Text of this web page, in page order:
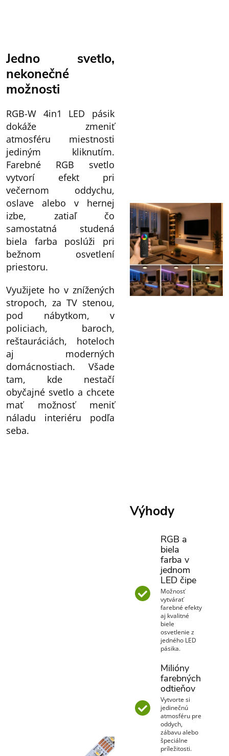
Jedno svetlo,
nekonečné
možnosti
RGB-W 4in1 LED pásik
dokáže zmeniť
atmosféru miestnosti
jediným kliknutím.
Farebné RGB svetlo
vytvorí efekt pri
večernom oddychu,
oslave alebo v hernej
izbe, zatiaľ čo
samostatná studená
biela farba poslúži pri
bežnom osvetlení
priestoru.
Využijete ho v znížených
stropoch, za TV stenou,
pod nábytkom, v
policiach, baroch,
reštauráciách, hoteloch
aj moderných
domácnostiach. Všade
tam, kde nestačí
obyčajné svetlo a chcete
mať možnosť meniť
náladu interiéru podľa
seba.
Výhody
RGB a
biela
farba v
jednom
LED čipe
Možnosť
vytvárať
farebné efekty
aj kvalitné
biele
osvetlenie z
jedného LED
pásika.
Milióny
farebných
odtieňov
Vytvorte si
jedinečnú
atmosféru pre
oddych,
zábavu alebo
špeciálne
príležitosti.